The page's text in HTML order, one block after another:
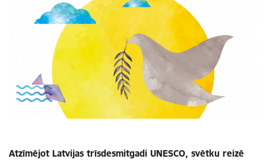
Atzīmējot Latvijas trīsdesmitgadi UNESCO, svētku reizē